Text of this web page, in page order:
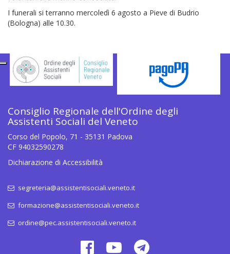
I funerali si terranno mercoledì 6 agosto a Pieve di Budrio
(Bologna) alle 10.30.
Consiglio Regionale dell'Ordine degli
Assistenti Sociali del Veneto
Corso del Popolo, 71 - 35131 Padova
CF 94032590278
Dichiarazione di Accessibilità
segreteria@assistentisociali.veneto.it
formazione@assistentisociali.veneto.it
ordine@pec.assistentisociali.veneto.it